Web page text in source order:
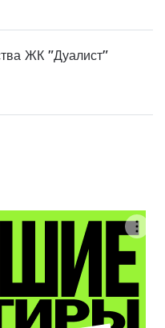
ЖК "Дуалист"